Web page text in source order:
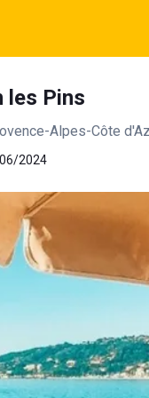
les Pins
Alpes-Côte
2024